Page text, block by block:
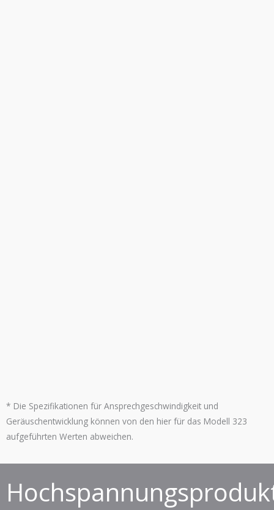
* Die Spezifikationen für Ansprechgeschwindigkeit und
Geräuschentwicklung können von den hier für das Modell 323
aufgeführten Werten abweichen.